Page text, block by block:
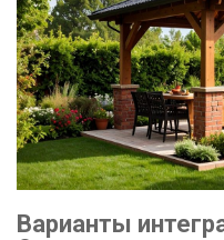
Варианты